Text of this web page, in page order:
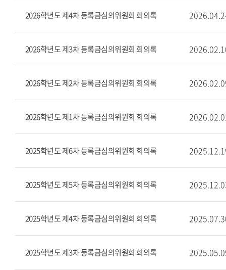
2026학년도 제4차 등록금심의위원회 회의록
2026학년도 제3차 등록금심의위원회 회의록
2026학년도 제2차 등록금심의위원회 회의록
2026학년도 제1차 등록금심의위원회 회의록
2025학년도 제6차 등록금심의위원회 회의록
2025학년도 제5차 등록금심의위원회 회의록
2025학년도 제4차 등록금심의위원회 회의록
2025학년도 제3차 등록금심의위원회 회의록